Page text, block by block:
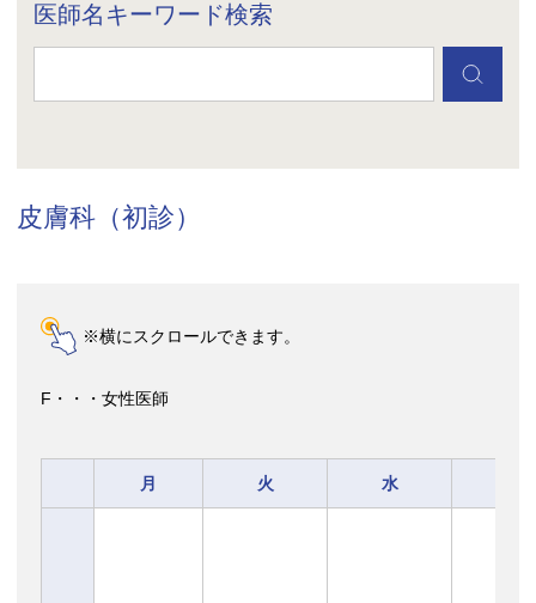
医師名キーワード検索
皮膚科（初診）
※横にスクロールできます。
F・・・女性医師
月 火 水